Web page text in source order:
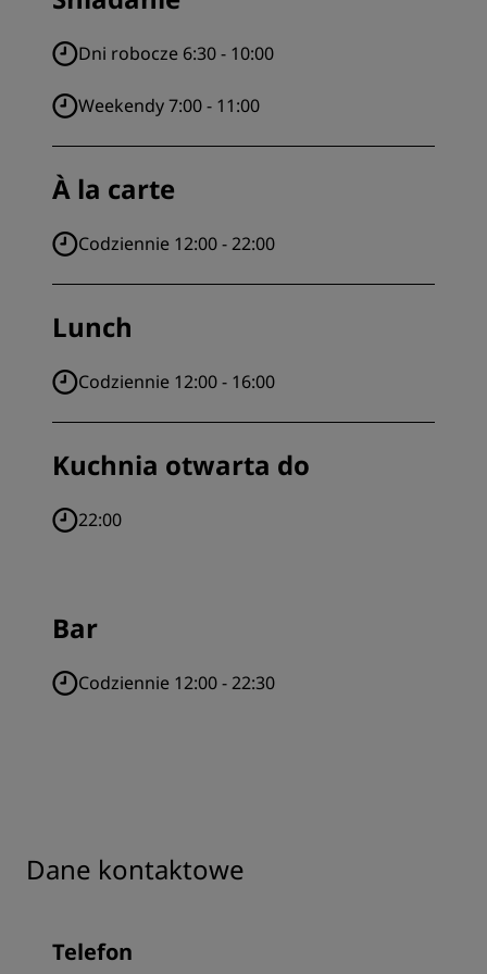
Dni robocze 6:30 - 10:00
Weekendy 7:00 - 11:00
À la carte
Codziennie 12:00 - 22:00
Lunch
Codziennie 12:00 - 16:00
Kuchnia otwarta do
22:00
Bar
Codziennie 12:00 - 22:30
Dane kontaktowe
Telefon